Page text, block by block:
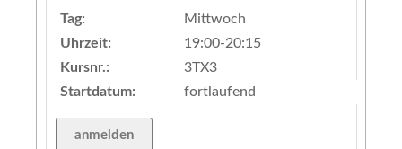
Tag:
Mittwoch
Uhrzeit:
19:00-20:15
Kursnr.:
3TX3
Startdatum:
fortlaufend